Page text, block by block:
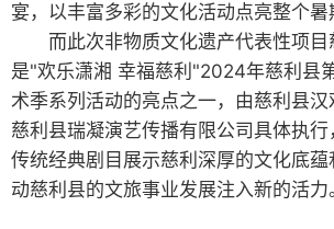
宴，以丰富多彩的文化活动点亮整个暑
而此次非物质文化遗产代表性项目
是"欢乐潇湘 幸福慈利"2024年慈利县
术季系列活动的亮点之一，由慈利县汉
慈利县瑞凝演艺传播有限公司具体执
传统经典剧目展示慈利深厚的文化底
动慈利县的文旅事业发展注入新的活力